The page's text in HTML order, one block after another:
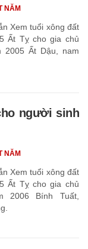
Xem tuổi xông đất
Ất Tỵ cho gia chủ
2005 Ất Dậu, nam
NĂM
người sinh
Xem tuổi xông đất
Ất Tỵ cho gia chủ
2006 Bính Tuất,
NĂM